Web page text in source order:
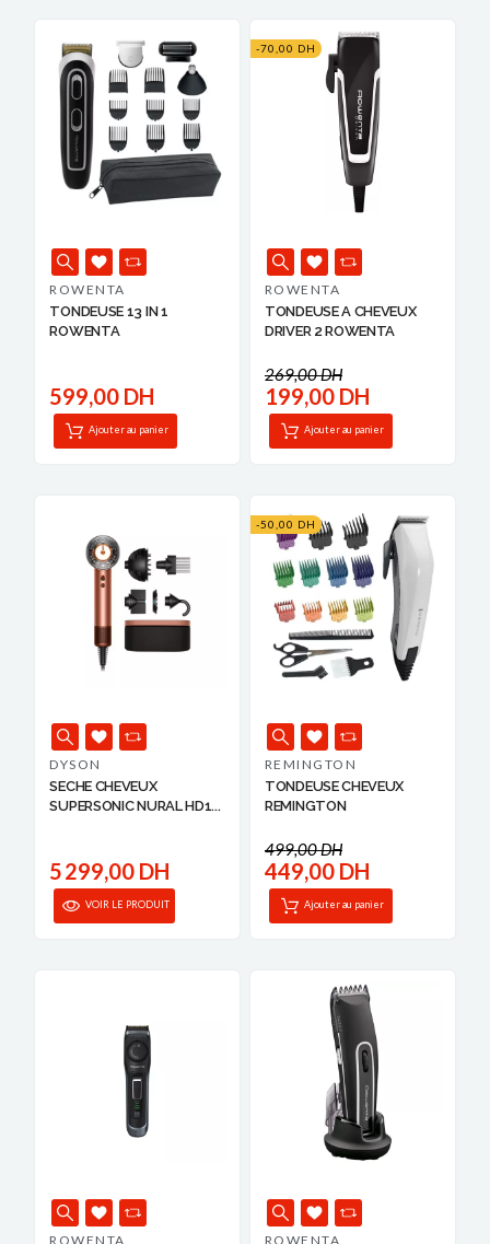
ROWENTA
TONDEUSE 13 IN 1
ROWENTA
599,00 DH
Ajouter au panier
-70,00 DH
ROWENTA
TONDEUSE A CHEVEUX
DRIVER 2 ROWENTA
269,00 DH
199,00 DH
Ajouter au panier
DYSON
SECHE CHEVEUX
SUPERSONIC NURAL HD1...
5 299,00 DH
VOIR LE PRODUIT
-50,00 DH
REMINGTON
TONDEUSE CHEVEUX
REMINGTON
499,00 DH
449,00 DH
Ajouter au panier
ROWENTA
ROWENTA